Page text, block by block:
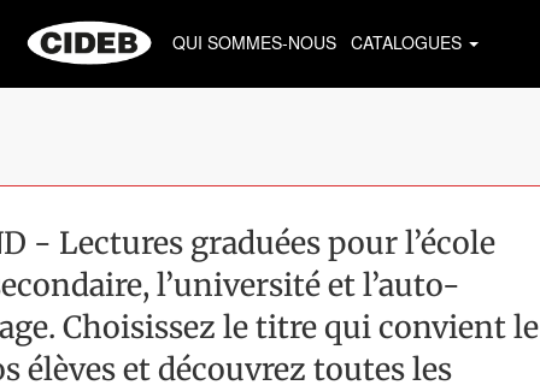
QUI SOMMES-NOUS CATALOGUES
- Lectures graduées pour l’école
l’université et l’auto-
Choisissez le titre qui convient le
élèves et découvrez toutes les